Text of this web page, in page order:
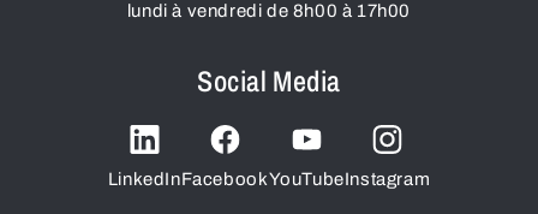
lundi à vendredi de 8h00 à 17h00
Social Media
LinkedInFacebookYouTubeInstagram